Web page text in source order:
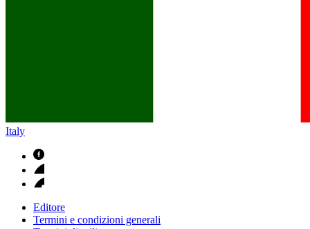
Italy
Editore
Termini e condizioni generali